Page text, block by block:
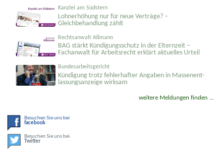
Kanzlei am Südstern
Lohnerhöhung nur für neue Verträge? –
Gleichbehandlung zählt
Rechtsanwalt Aßmann
BAG stärkt Kündigungsschutz in der Elternzeit –
Fachanwalt für Arbeitsrecht erklärt aktuelles Urteil
Bundesarbeitsgericht
Kündigung trotz fehlerhafter Angaben in Massenent­
lassungsanzeige wirksam
weitere Meldungen finden ...
Besuchen Sie uns bei
facebook
Besuchen Sie uns bei
Twitter